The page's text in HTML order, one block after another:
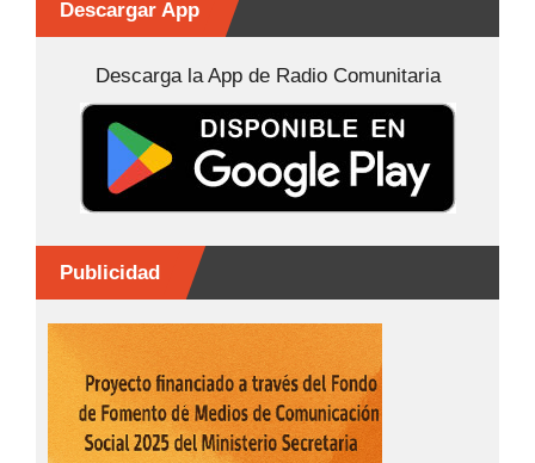
b
o
k
g
er
p
Descargar App
Descarga la App de Radio Comunitaria
Publicidad